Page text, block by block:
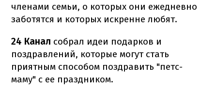
членами семьи, о которых они ежедневно
заботятся и которых искренне любят.
24 Канал собрал идеи подарков и
поздравлений, которые могут стать
приятным способом поздравить "петс-
маму" с ее праздником.